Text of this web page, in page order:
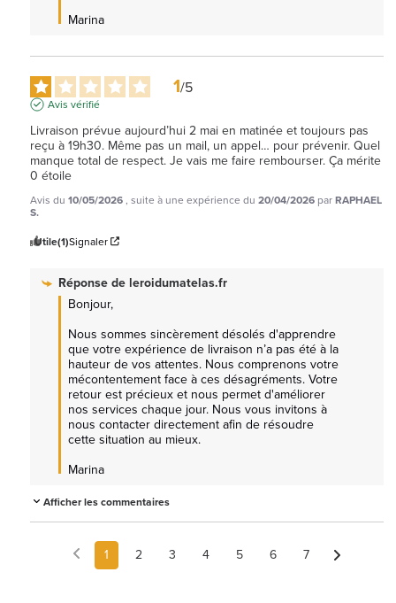
Marina
1/5
Avis vérifié
Livraison prévue aujourd’hui 2 mai en matinée et toujours pas
reçu à 19h30. Même pas un mail, un appel… pour prévenir. Quel
manque total de respect. Je vais me faire rembourser. Ça mérite
0 étoile
Avis du 10/05/2026, suite à une expérience du 20/04/2026 parRAPHAEL
S.
Utile(1)Signaler
Réponse deleroidumatelas.fr
Bonjour,
Nous sommes sincèrement désolés d'apprendre
que votre expérience de livraison n’a pas été à la
hauteur de vos attentes. Nous comprenons votre
mécontentement face à ces désagréments. Votre
retour est précieux et nous permet d'améliorer
nos services chaque jour. Nous vous invitons à
nous contacter directement afin de résoudre
cette situation au mieux.
Marina
Afficher les commentaires
1 2 3 4 5 6 7